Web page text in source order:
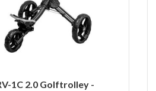
1C 2.0 Golftrolley -